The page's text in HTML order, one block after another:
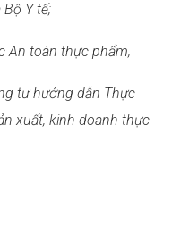
Y tế;
An toàn thực phẩm,
tư hướng dẫn Thực
xuất, kinh doanh thực